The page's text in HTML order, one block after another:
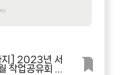
지] 2023년 서
작업공유회 참